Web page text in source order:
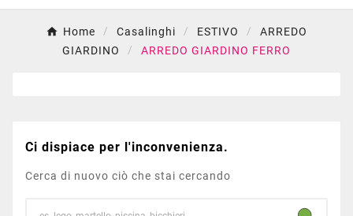
Home Casalinghi ESTIVO
ARREDO
GIARDINO
ARREDO GIARDINO FERRO
Ci dispiace per l'inconvenienza.
Cerca di nuovo ciò che stai cercando